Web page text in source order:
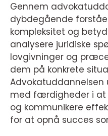
Gennem
dybdegående
kompleksitet og
analysere juridiske
lovgivninger og
dem på konkrete
Advokatuddannelsen
med færdigheder i at
og kommunikere
for at opnå succes